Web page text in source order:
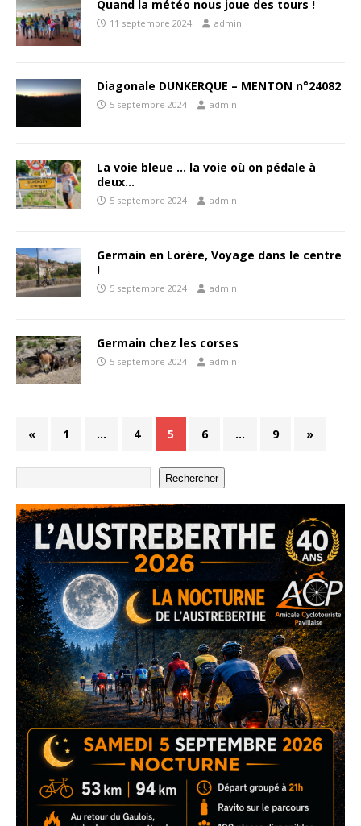
Quand la météo nous joue des tours !
11 septembre 2024 admin
Diagonale DUNKERQUE – MENTON n°24082
5 septembre 2024 admin
La voie bleue … la voie où on pédale à
deux…
5 septembre 2024 admin
Germain en Lorère, Voyage dans le centre
!
5 septembre 2024 admin
Germain chez les corses
5 septembre 2024 admin
« 1 … 4 5 6 … 9 »
Rechercher